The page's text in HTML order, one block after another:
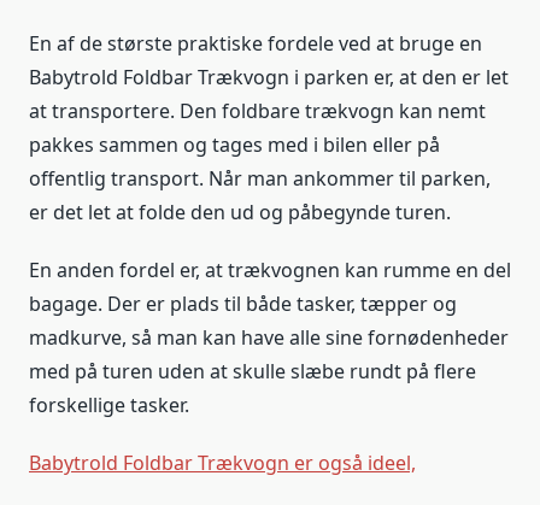
En af de største praktiske fordele ved at bruge en
Babytrold Foldbar Trækvogn i parken er, at den er let
at transportere. Den foldbare trækvogn kan nemt
pakkes sammen og tages med i bilen eller på
offentlig transport. Når man ankommer til parken,
er det let at folde den ud og påbegynde turen.
En anden fordel er, at trækvognen kan rumme en del
bagage. Der er plads til både tasker, tæpper og
madkurve, så man kan have alle sine fornødenheder
med på turen uden at skulle slæbe rundt på flere
forskellige tasker.
Babytrold Foldbar Trækvogn er også ideel,